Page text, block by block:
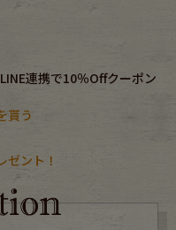
Stall・Scarf
Shoes
antique goods
vintage bicycle
連携で10％Offクーポン
貰う
ゼント！